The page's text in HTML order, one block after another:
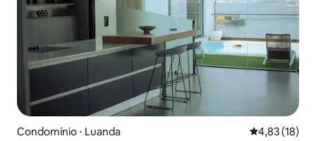
Condomínio ⋅ Luanda 4,83 de uma
4,83 (18)